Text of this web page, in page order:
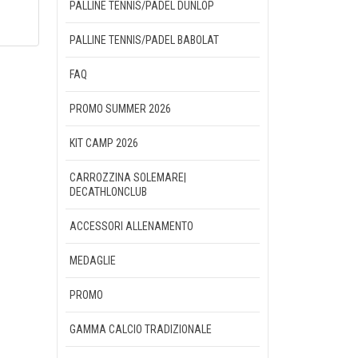
PALLINE TENNIS/PADEL DUNLOP
PALLINE TENNIS/PADEL BABOLAT
FAQ
PROMO SUMMER 2026
KIT CAMP 2026
CARROZZINA SOLEMARE|
DECATHLONCLUB
ACCESSORI ALLENAMENTO
MEDAGLIE
PROMO
GAMMA CALCIO TRADIZIONALE